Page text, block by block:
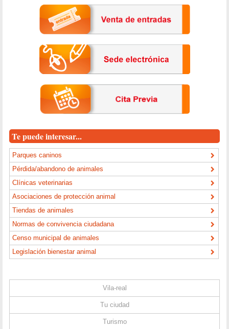
Te puede interesar...
Parques caninos
Pérdida/abandono de animales
Clínicas veterinarias
Asociaciones de protección animal
Tiendas de animales
Normas de convivencia ciudadana
Censo municipal de animales
Legislación bienestar animal
Vila-real
Tu ciudad
Turismo